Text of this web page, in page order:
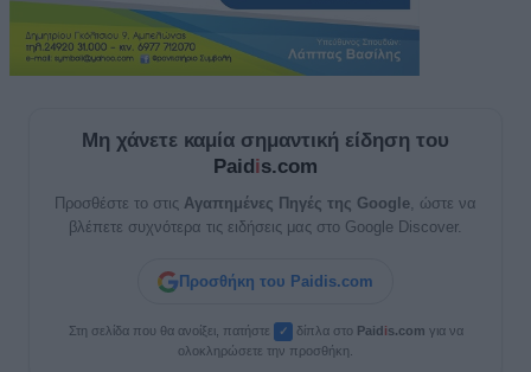
Μη χάνετε καμία σημαντική είδηση του
Paid is.com
Προσθέστε το στις Αγαπημένες Πηγές της Google, ώστε να
βλέπετε συχνότερα τις ειδήσεις μας στο Google Discover.
Προσθήκη του Paidis.com
Στη σελίδα που θα ανοίξει, πατήστε ✓ δίπλα στο Paid is.com για να
ολοκληρώσετε την προσθήκη.